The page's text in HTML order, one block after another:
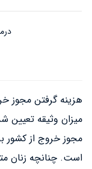
هزینه گرفتن مجوز
میزان وثیقه تعیین
است. چنانچه زنان